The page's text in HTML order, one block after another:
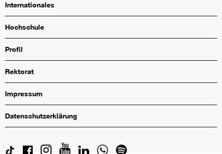
Internationales
Hochschule
Profil
Rektorat
Impressum
Datenschutzerklärung